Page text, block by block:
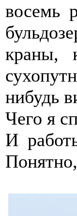
восемь
краны,
нибудь
Чего я
И